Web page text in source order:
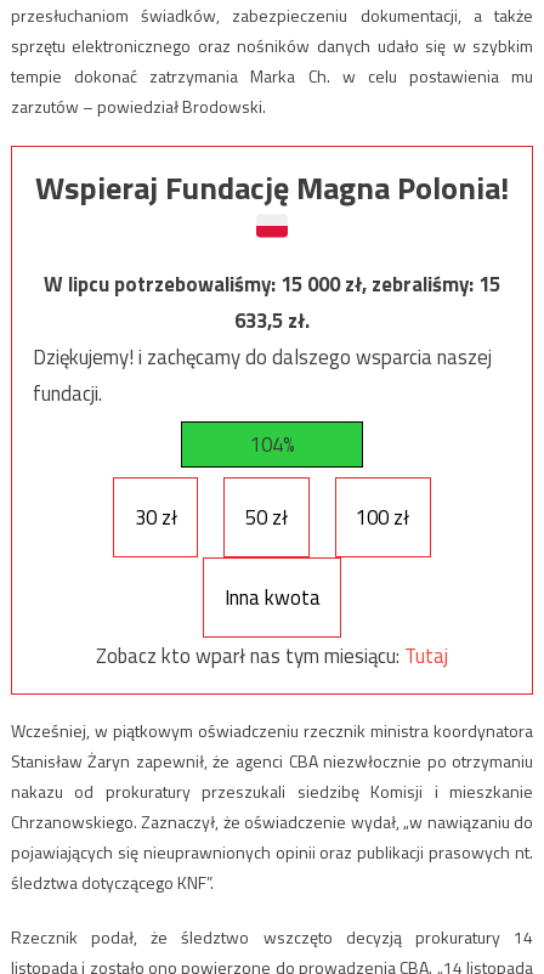
przesłuchaniom świadków, zabezpieczeniu dokumentacji, a także
sprzętu elektronicznego oraz nośników danych udało się w szybkim
tempie dokonać zatrzymania Marka Ch. w celu postawienia mu
zarzutów – powiedział Brodowski.
Wspieraj Fundację Magna Polonia!
W lipcu potrzebowaliśmy:15 000zł, zebraliśmy:15
633,5zł.
Dziękujemy! i zachęcamy do dalszego wsparcia naszej
fundacji.
104%
30 zł 50 zł 100 zł
Inna kwota
Zobacz kto wparł nas tym miesiącu: Tutaj
Wcześniej, w piątkowym oświadczeniu rzecznik ministra koordynatora
Stanisław Żaryn zapewnił, że agenci CBA niezwłocznie po otrzymaniu
nakazu od prokuratury przeszukali siedzibę Komisji i mieszkanie
Chrzanowskiego. Zaznaczył, że oświadczenie wydał, „w nawiązaniu do
pojawiających się nieuprawnionych opinii oraz publikacji prasowych nt.
śledztwa dotyczącego KNF”.
Rzecznik podał, że śledztwo wszczęto decyzją prokuratury 14
listopada i zostało ono powierzone do prowadzenia CBA. „14 listopada